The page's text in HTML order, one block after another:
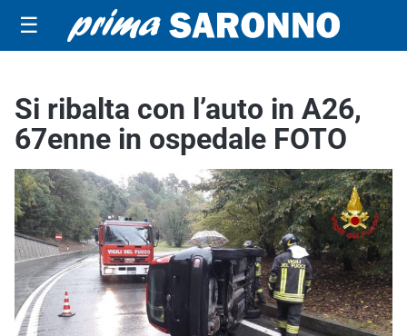
☰
Si ribalta con l’auto in A26,
67enne in ospedale FOTO